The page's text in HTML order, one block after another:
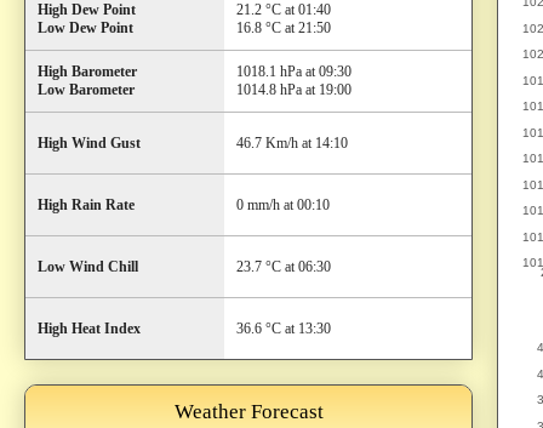
High Dew Point
Low Dew Point
21.2 °C at 01:40
16.8 °C at 21:50
High Barometer
Low Barometer
1018.1 hPa at 09:30
1014.8 hPa at 19:00
High Wind Gust 46.7 Km/h at 14:10
High Rain Rate 0 mm/h at 00:10
Low Wind Chill 23.7 °C at 06:30
High Heat Index 36.6 °C at 13:30
Weather Forecast